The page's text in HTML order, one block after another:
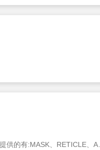
供的有:MASK、RETICLE、AO